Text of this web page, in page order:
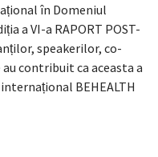
în Domeniul
a VI-a RAPORT POST-
speakerilor, co-
contribuit ca aceasta a
BEHEALTH